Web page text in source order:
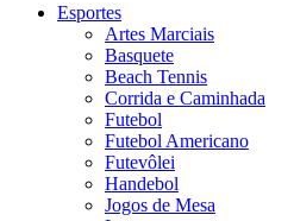
Esportes
Artes Marciais
Basquete
Beach Tennis
Corrida e Caminhada
Futebol
Futebol Americano
Futevôlei
Handebol
Jogos de Mesa